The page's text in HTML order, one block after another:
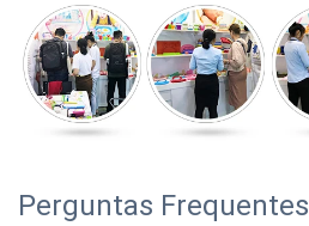
Perguntas Frequentes